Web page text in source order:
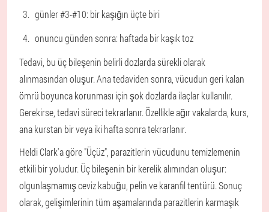
günler #3-#10: bir kaşığın üçte biri
onuncu günden sonra: haftada bir kaşık toz
Tedavi, bu üç bileşenin belirli dozlarda sürekli olarak
alınmasından oluşur. Ana tedaviden sonra, vücudun geri kalan
ömrü boyunca korunması için şok dozlarda ilaçlar kullanılır.
Gerekirse, tedavi süreci tekrarlanır. Özellikle ağır vakalarda, kurs,
ana kurstan bir veya iki hafta sonra tekrarlanır.
Heldi Clark'a göre "Üçüz", parazitlerin vücudunu temizlemenin
etkili bir yoludur. Üç bileşenin bir kerelik alımından oluşur:
olgunlaşmamış ceviz kabuğu, pelin ve karanfil tentürü. Sonuç
olarak, gelişimlerinin tüm aşamalarında parazitlerin karmaşık